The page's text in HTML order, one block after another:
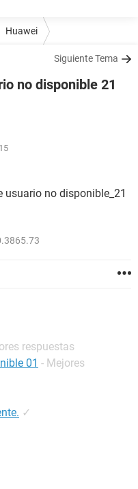
Huawei
Siguiente Tema
no disponible 21
usuario no disponible_21
respuestas
01 - Mejores
✓